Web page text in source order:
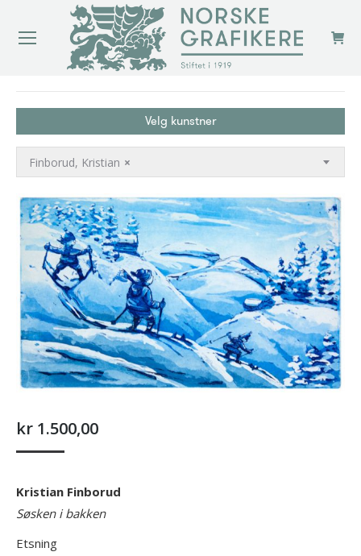
Velg kunstner
×
Finborud, Kristian
kr 1.500,00
Kristian Finborud
Søsken i bakken
Etsning